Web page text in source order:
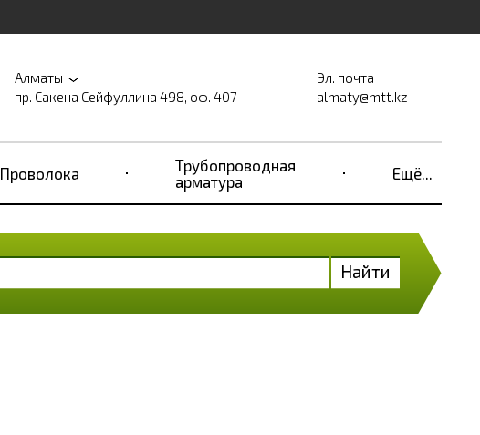
Алматы
пр. Сакена Сейфуллина 498, оф. 407
Эл. почта
almaty@mtt.kz
Проволока
Трубопроводная
арматура
Ещё...
Найти